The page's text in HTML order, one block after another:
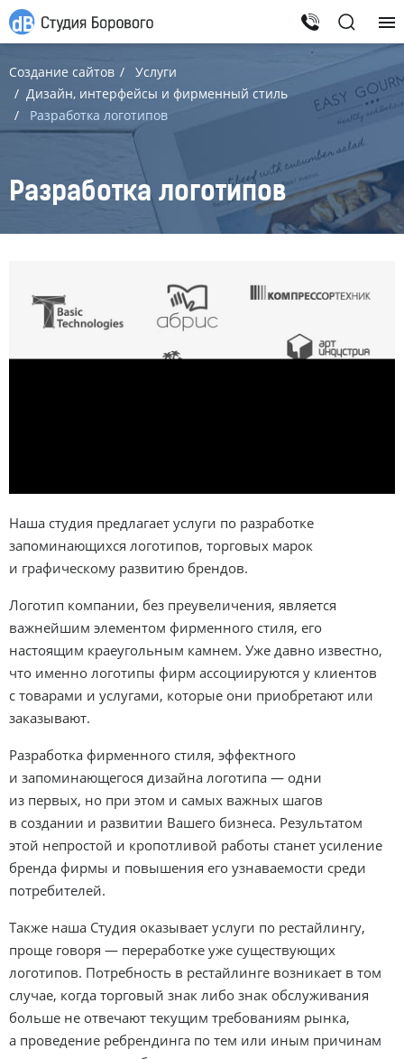
Создание сайтов
Услуги
Дизайн, интерфейсы и фирменный стиль
Разработка логотипов
Разработка логотипов
Наша студия предлагает услуги по разработке
запоминающихся логотипов, торговых марок
и графическому развитию брендов.
Логотип компании, без преувеличения, является
важнейшим элементом фирменного стиля, его
настоящим краеугольным камнем. Уже давно известно,
что именно логотипы фирм ассоциируются у клиентов
с товарами и услугами, которые они приобретают или
заказывают.
Разработка фирменного стиля, эффектного
и запоминающегося дизайна логотипа — одни
из первых, но при этом и самых важных шагов
в создании и развитии Вашего бизнеса. Результатом
этой непростой и кропотливой работы станет усиление
бренда фирмы и повышения его узнаваемости среди
потребителей.
Также наша Студия оказывает услуги по рестайлингу,
проще говоря — переработке уже существующих
логотипов. Потребность в рестайлинге возникает в том
случае, когда торговый знак либо знак обслуживания
больше не отвечают текущим требованиям рынка,
а проведение ребрендинга по тем или иным причинам